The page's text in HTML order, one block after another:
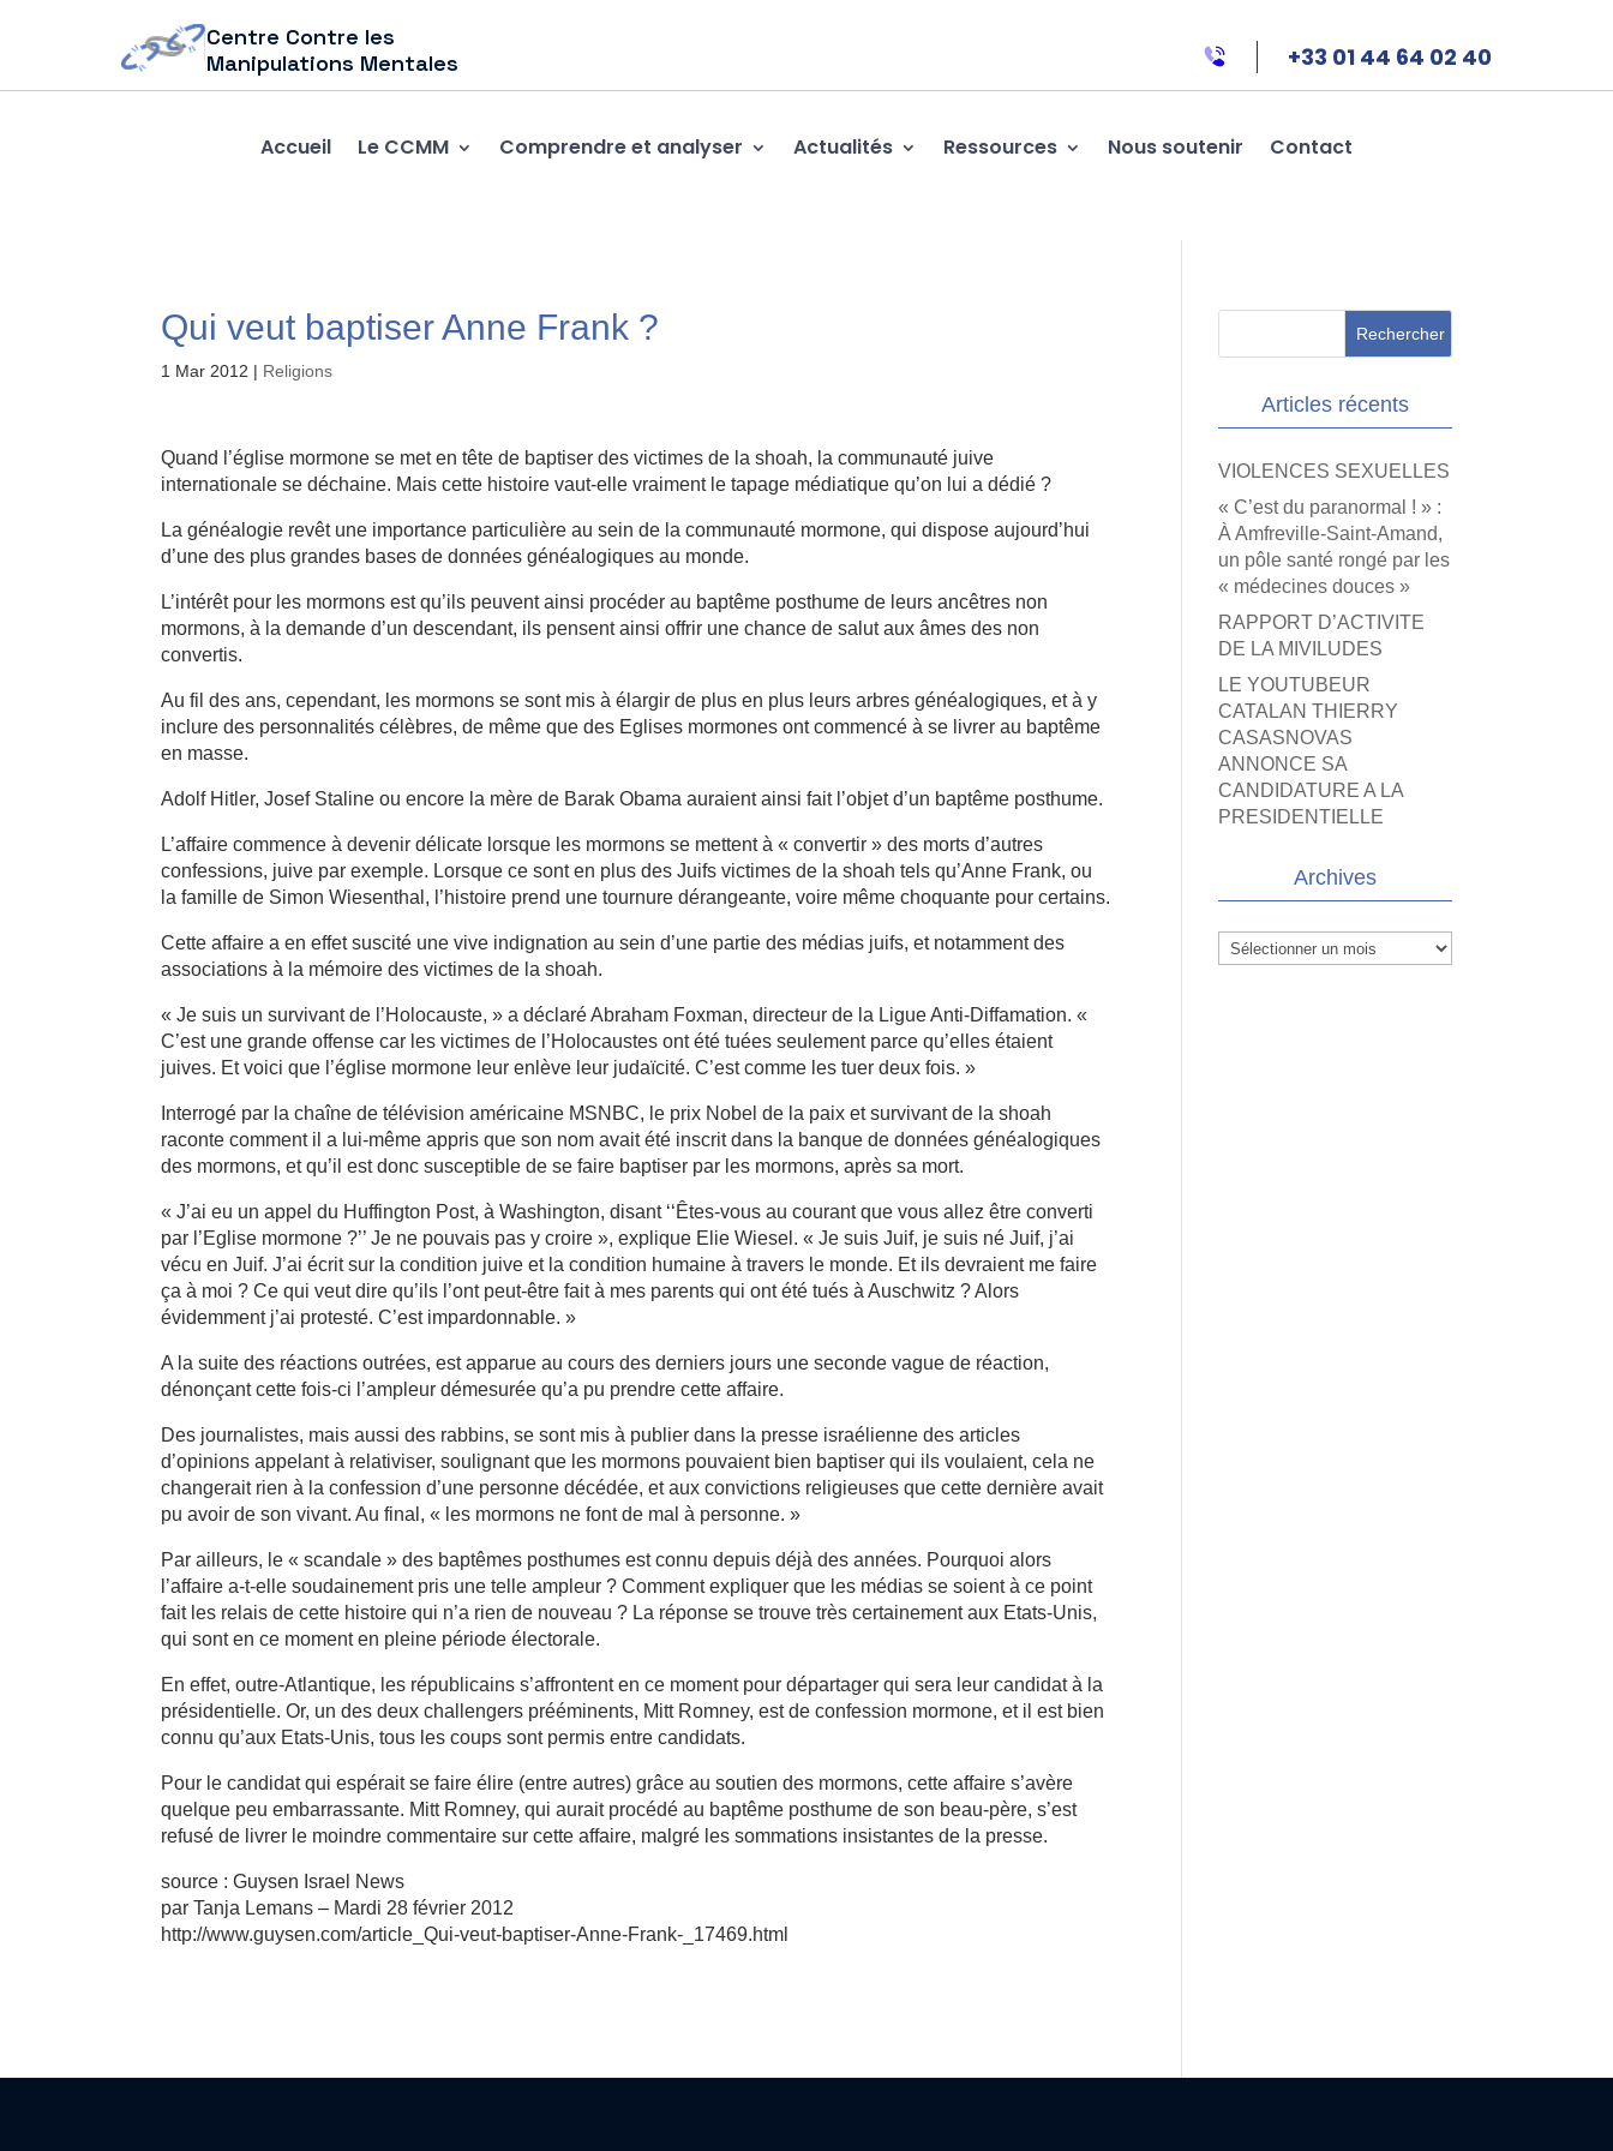
Centre Contre les
Manipulations Mentales
+33 01 44 64 02 40
Accueil Le CCMM Comprendre et analyser Actualités Ressources Nous soutenir Contact
Qui veut baptiser Anne Frank ?
1 Mar 2012 | Religions
Quand l’église mormone se met en tête de baptiser des victimes de la shoah, la communauté juive
internationale se déchaine. Mais cette histoire vaut-elle vraiment le tapage médiatique qu’on lui a dédié ?
La généalogie revêt une importance particulière au sein de la communauté mormone, qui dispose aujourd’hui
d’une des plus grandes bases de données généalogiques au monde.
L’intérêt pour les mormons est qu’ils peuvent ainsi procéder au baptême posthume de leurs ancêtres non
mormons, à la demande d’un descendant, ils pensent ainsi offrir une chance de salut aux âmes des non
convertis.
Au fil des ans, cependant, les mormons se sont mis à élargir de plus en plus leurs arbres généalogiques, et à y
inclure des personnalités célèbres, de même que des Eglises mormones ont commencé à se livrer au baptême
en masse.
Adolf Hitler, Josef Staline ou encore la mère de Barak Obama auraient ainsi fait l’objet d’un baptême posthume.
L’affaire commence à devenir délicate lorsque les mormons se mettent à « convertir » des morts d’autres
confessions, juive par exemple. Lorsque ce sont en plus des Juifs victimes de la shoah tels qu’Anne Frank, ou
la famille de Simon Wiesenthal, l’histoire prend une tournure dérangeante, voire même choquante pour certains.
Cette affaire a en effet suscité une vive indignation au sein d’une partie des médias juifs, et notamment des
associations à la mémoire des victimes de la shoah.
« Je suis un survivant de l’Holocauste, » a déclaré Abraham Foxman, directeur de la Ligue Anti-Diffamation. «
C’est une grande offense car les victimes de l’Holocaustes ont été tuées seulement parce qu’elles étaient
juives. Et voici que l’église mormone leur enlève leur judaïcité. C’est comme les tuer deux fois. »
Interrogé par la chaîne de télévision américaine MSNBC, le prix Nobel de la paix et survivant de la shoah
raconte comment il a lui-même appris que son nom avait été inscrit dans la banque de données généalogiques
des mormons, et qu’il est donc susceptible de se faire baptiser par les mormons, après sa mort.
« J’ai eu un appel du Huffington Post, à Washington, disant ‘‘Êtes-vous au courant que vous allez être converti
par l’Eglise mormone ?’’ Je ne pouvais pas y croire », explique Elie Wiesel. « Je suis Juif, je suis né Juif, j’ai
vécu en Juif. J’ai écrit sur la condition juive et la condition humaine à travers le monde. Et ils devraient me faire
ça à moi ? Ce qui veut dire qu’ils l’ont peut-être fait à mes parents qui ont été tués à Auschwitz ? Alors
évidemment j’ai protesté. C’est impardonnable. »
A la suite des réactions outrées, est apparue au cours des derniers jours une seconde vague de réaction,
dénonçant cette fois-ci l’ampleur démesurée qu’a pu prendre cette affaire.
Des journalistes, mais aussi des rabbins, se sont mis à publier dans la presse israélienne des articles
d’opinions appelant à relativiser, soulignant que les mormons pouvaient bien baptiser qui ils voulaient, cela ne
changerait rien à la confession d’une personne décédée, et aux convictions religieuses que cette dernière avait
pu avoir de son vivant. Au final, « les mormons ne font de mal à personne. »
Par ailleurs, le « scandale » des baptêmes posthumes est connu depuis déjà des années. Pourquoi alors
l’affaire a-t-elle soudainement pris une telle ampleur ? Comment expliquer que les médias se soient à ce point
fait les relais de cette histoire qui n’a rien de nouveau ? La réponse se trouve très certainement aux Etats-Unis,
qui sont en ce moment en pleine période électorale.
En effet, outre-Atlantique, les républicains s’affrontent en ce moment pour départager qui sera leur candidat à la
présidentielle. Or, un des deux challengers prééminents, Mitt Romney, est de confession mormone, et il est bien
connu qu’aux Etats-Unis, tous les coups sont permis entre candidats.
Pour le candidat qui espérait se faire élire (entre autres) grâce au soutien des mormons, cette affaire s’avère
quelque peu embarrassante. Mitt Romney, qui aurait procédé au baptême posthume de son beau-père, s’est
refusé de livrer le moindre commentaire sur cette affaire, malgré les sommations insistantes de la presse.
source : Guysen Israel News
par Tanja Lemans – Mardi 28 février 2012
http://www.guysen.com/article_Qui-veut-baptiser-Anne-Frank-_17469.html
Articles récents
VIOLENCES SEXUELLES
« C’est du paranormal ! » :
À Amfreville-Saint-Amand,
un pôle santé rongé par les
« médecines douces »
RAPPORT D’ACTIVITE
DE LA MIVILUDES
LE YOUTUBEUR
CATALAN THIERRY
CASASNOVAS
ANNONCE SA
CANDIDATURE A LA
PRESIDENTIELLE
Archives
Archives